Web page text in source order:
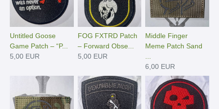
Untitled Goose
Game Patch – “P...
5,00 EUR
FOG FXTRD Patch
– Forward Obse...
5,00 EUR
Middle Finger
Meme Patch Sand
6,00 EUR